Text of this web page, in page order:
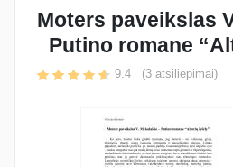
Moters paveikslas
Putino romane
9.4 (3 atsiliepimai)